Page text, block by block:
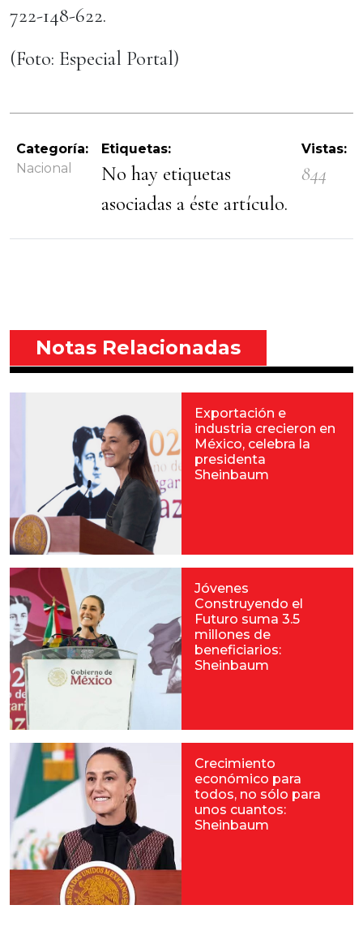
722-148-622.
(Foto: Especial Portal)
Categoría:
Nacional
Etiquetas:
No hay etiquetas
asociadas a éste artículo.
Vistas:
844
Notas Relacionadas
Exportación e
industria crecieron en
México, celebra la
presidenta
Sheinbaum
Jóvenes
Construyendo el
Futuro suma 3.5
millones de
beneficiarios:
Sheinbaum
Crecimiento
económico para
todos, no sólo para
unos cuantos:
Sheinbaum